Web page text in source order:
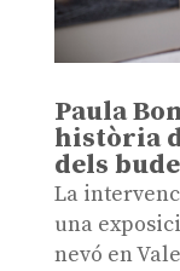
Paula
història
dels
La
una
nevó en